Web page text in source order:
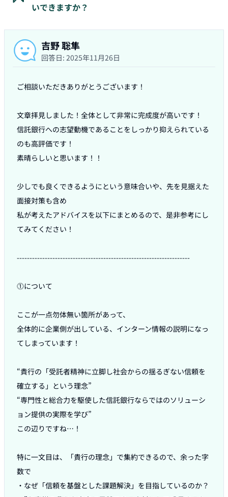
いできますか？
吉野 聡隼
回答日: 2025年11月26日
ご相談いただきありがとうございます！
文章拝見しました！全体として非常に完成度が高いです！
信託銀行への志望動機であることをしっかり抑えられている
のも高評価です！
素晴らしいと思います！！
少しでも良くできるようにという意味合いや、先を見据えた
面接対策も含め
私が考えたアドバイスを以下にまとめるので、是非参考にし
てみてください！
--------------------------------------------------------------------
⓵について
ここが一点勿体無い箇所があって、
全体的に企業側が出している、インターン情報の説明になっ
てしまっています！
“貴行の「受託者精神に立脚し社会からの揺るぎない信頼を
確立する」という理念”
“専門性と総合力を駆使した信託銀行ならではのソリューシ
ョン提供の実際を学び”
この辺りですね…！
特に一文目は、「貴行の理念」で集約できるので、余った字
数で
・なぜ「信頼を基盤とした課題解決」を目指しているのか？